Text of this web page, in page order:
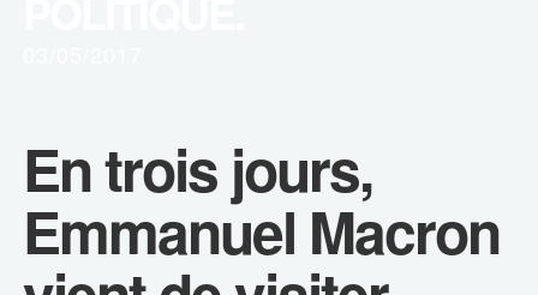
En trois jours,
Emmanuel Macron